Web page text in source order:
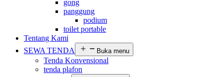
gong
panggung
podium
toilet portable
Tentang Kami
SEWA TENDA
Buka menu
Tenda Konvensional
tenda plafon